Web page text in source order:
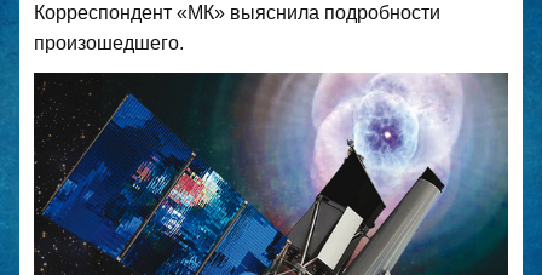
Корреспондент «МК» выяснила подробности
произошедшего.